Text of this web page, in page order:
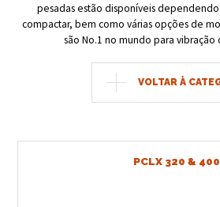
pesadas estão disponíveis
compactar, bem como várias opções de
são No.1 no mundo para vibração
VOLTAR À
PCLX 320 & 400